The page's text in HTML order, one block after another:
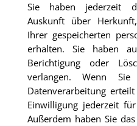
Sie haben jederzeit
Auskunft über
Ihrer gespeicherten
erhalten. Sie haben
Berichtigung oder
verlangen. Wenn
Datenverarbeitung
Einwilligung jederzeit
Außerdem haben Sie